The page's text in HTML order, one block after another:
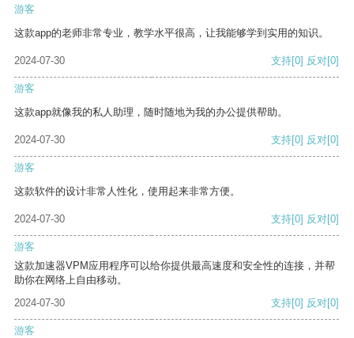
游客
这款app的老师非常专业，教学水平很高，让我能够学到实用的知识。
2024-07-30 支持[0] 反对[0]
游客
这款app就像我的私人助理，随时随地为我的办公提供帮助。
2024-07-30 支持[0] 反对[0]
游客
这款软件的设计非常人性化，使用起来非常方便。
2024-07-30 支持[0] 反对[0]
游客
这款加速器VPM应用程序可以给你提供最高速度和安全性的连接，并帮
助你在网络上自由移动。
2024-07-30
支持[0] 反对[0]
游客